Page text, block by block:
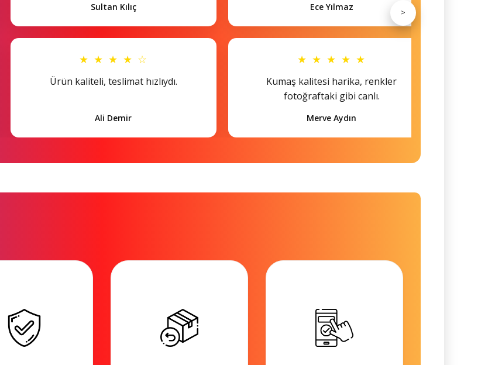
Sultan Kılıç
★ ★ ★ ★ ☆
Ürün kaliteli, teslimat hızlıydı.
Ali Demir
Ece Yılmaz
★ ★ ★ ★ ★
Kumaş kalitesi harika, renkler
fotoğraftaki gibi canlı.
Merve Aydın
>